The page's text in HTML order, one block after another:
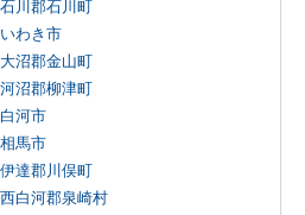
石川郡石川町
いわき市
大沼郡金山町
河沼郡柳津町
白河市
相馬市
伊達郡川俣町
西白河郡泉崎村